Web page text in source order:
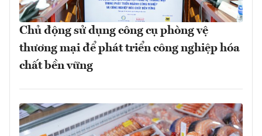
Chủ động sử dụng công cụ phòng vệ
thương mại để phát triển công nghiệp hóa
chất bền vững